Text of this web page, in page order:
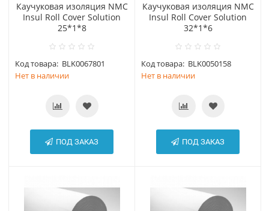
Каучуковая изоляция NMC
Insul Roll Cover Solution
25*1*8
Код товара: BLK0067801
Нет в наличии
ПОД ЗАКАЗ
Каучуковая изоляция NMC
Insul Roll Cover Solution
32*1*6
Код товара: BLK0050158
Нет в наличии
ПОД ЗАКАЗ